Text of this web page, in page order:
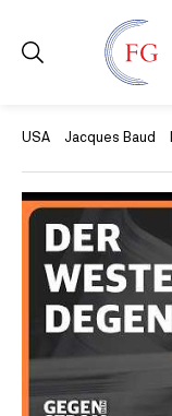
USA Jacques Baud